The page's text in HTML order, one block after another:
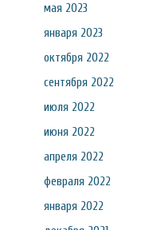
мая 2023
января 2023
октября 2022
сентября 2022
июля 2022
июня 2022
апреля 2022
февраля 2022
января 2022